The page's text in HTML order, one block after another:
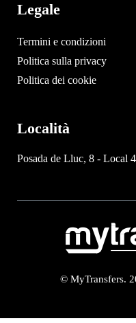
Legale
Termini e condizioni
Politica sulla privacy
Politica dei cookie
Località
Posada de Lluc, 8 - Local
© MyTransfers.